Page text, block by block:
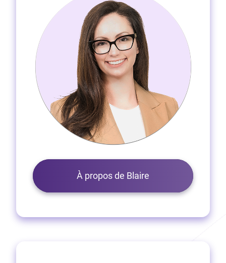
À propos de Blaire